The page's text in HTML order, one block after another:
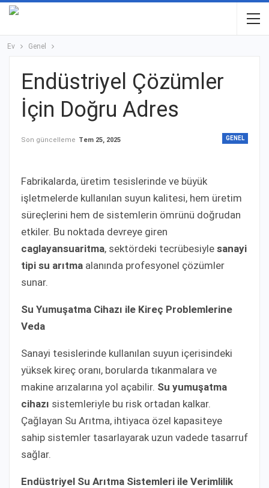
Ev Genel
Endüstriyel Çözümler
İçin Doğru Adres
GENEL
Son güncelleme Tem 25, 2025
Fabrikalarda, üretim tesislerinde ve büyük
işletmelerde kullanılan suyun kalitesi, hem üretim
süreçlerini hem de sistemlerin ömrünü doğrudan
etkiler. Bu noktada devreye giren
caglayansuaritma, sektördeki tecrübesiyle sanayi
tipi su arıtma alanında profesyonel çözümler
sunar.
Su Yumuşatma Cihazı ile Kireç Problemlerine
Veda
Sanayi tesislerinde kullanılan suyun içerisindeki
yüksek kireç oranı, borularda tıkanmalara ve
makine arızalarına yol açabilir. Su yumuşatma
cihazı sistemleriyle bu risk ortadan kalkar.
Çağlayan Su Arıtma, ihtiyaca özel kapasiteye
sahip sistemler tasarlayarak uzun vadede tasarruf
sağlar.
Endüstriyel Su Arıtma Sistemleri ile Verimlilik